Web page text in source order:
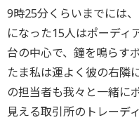
9時25分くらいまでには
になった15人はポーディ
台の中心で、鐘を鳴らす
たま私は運よく彼の右隣
の担当者も我々と一緒に
見える取引所のトレーデ